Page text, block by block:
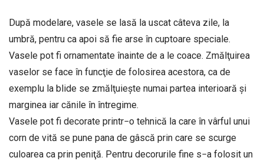
După modelare, vasele se lasă la uscat câteva zile, la
umbră, pentru ca apoi să fie arse în cuptoare speciale.
Vasele pot fi ornamentate înainte de a le coace. Zmălţuirea
vaselor se face în funcţie de folosirea acestora, ca de
exemplu la blide se zmălţuieşte numai partea interioară şi
marginea iar cănile în întregime.
Vasele pot fi decorate printr−o tehnică la care în vârful unui
corn de vită se pune pana de gâscă prin care se scurge
culoarea ca prin peniţă. Pentru decorurile fine s−a folosit un